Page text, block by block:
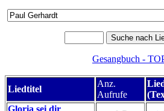
Gesangbuch -
Liedtitel
Anz.
Aufrufe